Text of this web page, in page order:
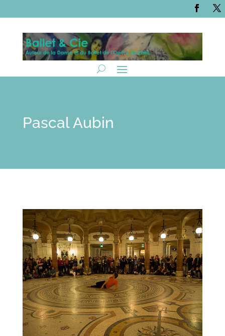
Pascal Aubin